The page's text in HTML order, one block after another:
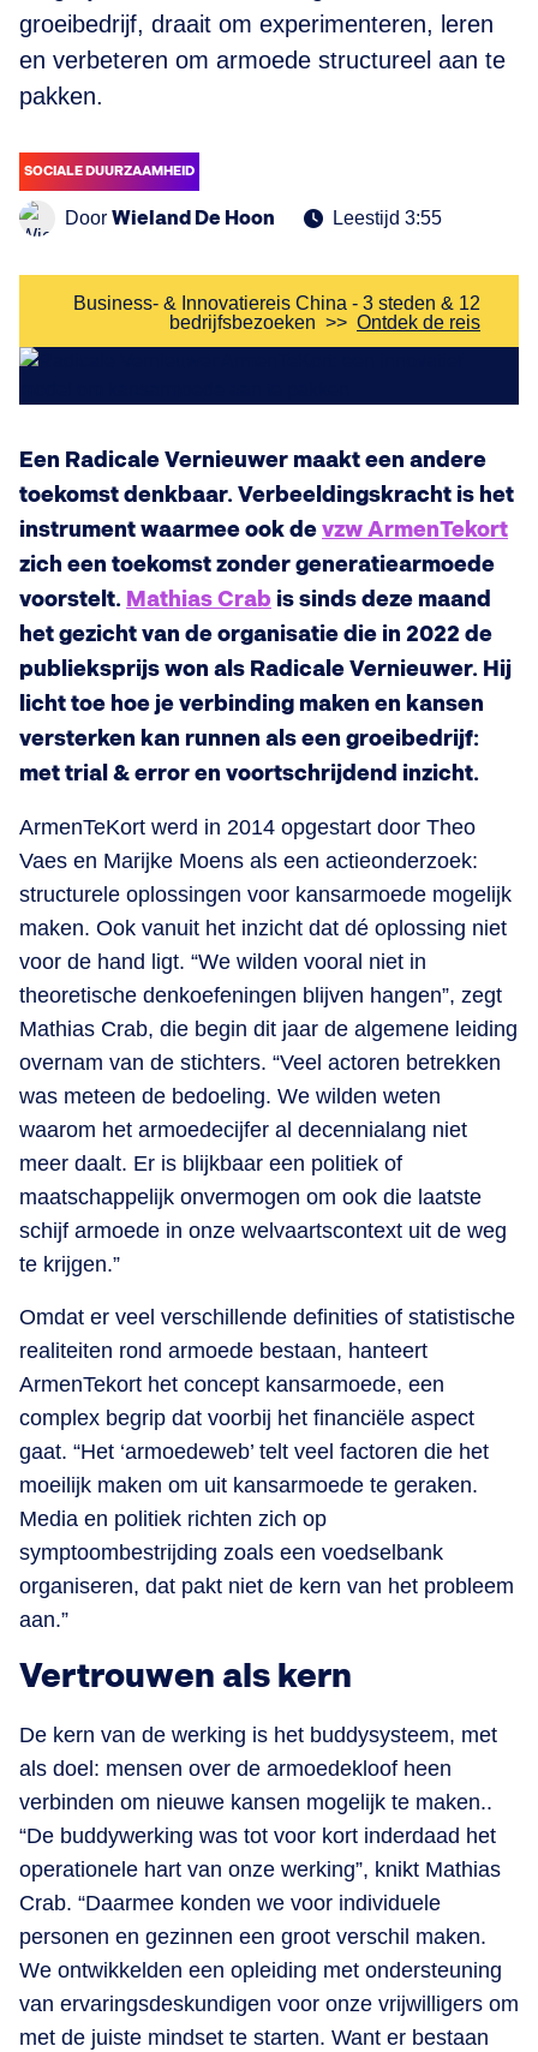
groeibedrijf, draait om experimenteren, leren
en verbeteren om armoede structureel aan te
pakken.
SOCIALE DUURZAAMHEID
Door Wieland De Hoon Leestijd 3:55
Business- & Innovatiereis China - 3 steden & 12
bedrijfsbezoeken >> Ontdek de reis
Een Radicale Vernieuwer maakt een andere
toekomst denkbaar. Verbeeldingskracht is het
instrument waarmee ook devzw ArmenTekort
zich een toekomst zonder generatiearmoede
voorstelt. Mathias Crab is sinds deze maand
het gezicht van de organisatie die in 2022 de
publieksprijs won als Radicale Vernieuwer. Hij
licht toe hoe je verbinding maken en kansen
versterken kan runnen als een groeibedrijf:
met trial & error en voortschrijdend inzicht.
ArmenTeKort werd in 2014 opgestart door Theo
Vaes en Marijke Moens als een actieonderzoek:
structurele oplossingen voor kansarmoede mogelijk
maken. Ook vanuit het inzicht dat dé oplossing niet
voor de hand ligt. “We wilden vooral niet in
theoretische denkoefeningen blijven hangen”, zegt
Mathias Crab, die begin dit jaar de algemene leiding
overnam van de stichters. “Veel actoren betrekken
was meteen de bedoeling. We wilden weten
waarom het armoedecijfer al decennialang niet
meer daalt. Er is blijkbaar een politiek of
maatschappelijk onvermogen om ook die laatste
schijf armoede in onze welvaartscontext uit de weg
te krijgen.”
Omdat er veel verschillende definities of statistische
realiteiten rond armoede bestaan, hanteert
ArmenTekort het concept kansarmoede, een
complex begrip dat voorbij het financiële aspect
gaat. “Het ‘armoedeweb’ telt veel factoren die het
moeilijk maken om uit kansarmoede te geraken.
Media en politiek richten zich op
symptoombestrijding zoals een voedselbank
organiseren, dat pakt niet de kern van het probleem
aan.”
Vertrouwen als kern
De kern van de werking is het buddysysteem, met
als doel: mensen over de armoedekloof heen
verbinden om nieuwe kansen mogelijk te maken..
“De buddywerking was tot voor kort inderdaad het
operationele hart van onze werking”, knikt Mathias
Crab. “Daarmee konden we voor individuele
personen en gezinnen een groot verschil maken.
We ontwikkelden een opleiding met ondersteuning
van ervaringsdeskundigen voor onze vrijwilligers om
met de juiste mindset te starten. Want er bestaan